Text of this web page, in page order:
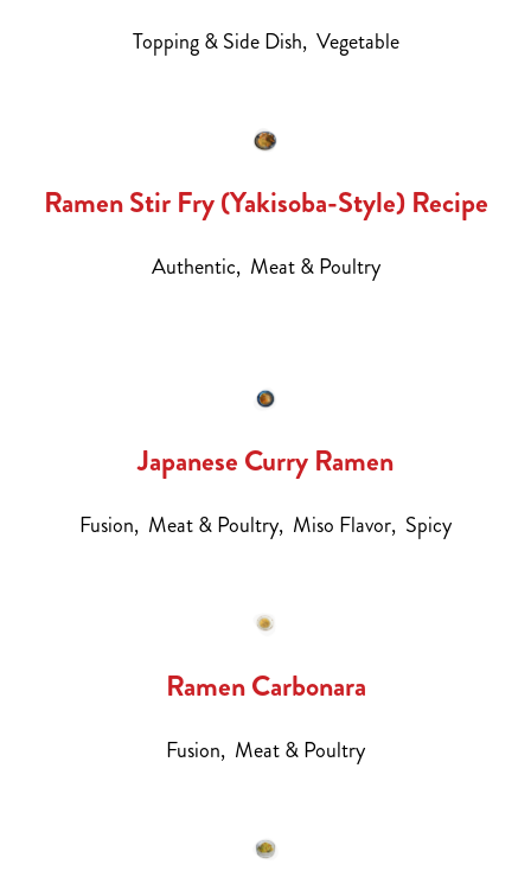
Topping & Side Dish, Vegetable
Ramen Stir Fry (Yakisoba-Style) Recipe
Authentic, Meat & Poultry
Japanese Curry Ramen
Fusion, Meat & Poultry, Miso Flavor, Spicy
Ramen Carbonara
Fusion, Meat & Poultry